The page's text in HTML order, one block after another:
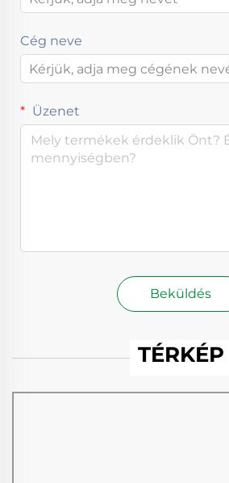
Cég neve
Üzenet
Beküldés
TÉRKÉP